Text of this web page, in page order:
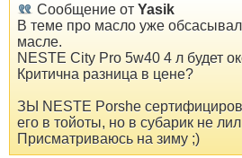
Сообщение от Yasik
В теме про масло уже
масле.
NESTE City Pro 5w40 4 л будет
Критична разница в цене?
ЗЫ NESTE Porshe
его в тойоты, но в субарик не
Присматриваюсь на зиму ;)